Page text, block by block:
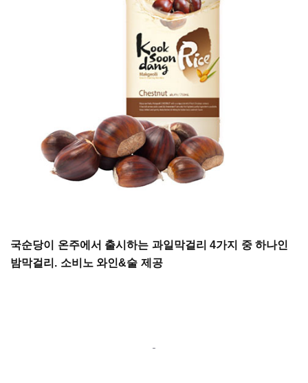
국순당이 온주에서 출시하는 과일막걸리 4가지 중 하나인
밤막걸리. 소비노 와인&술 제공